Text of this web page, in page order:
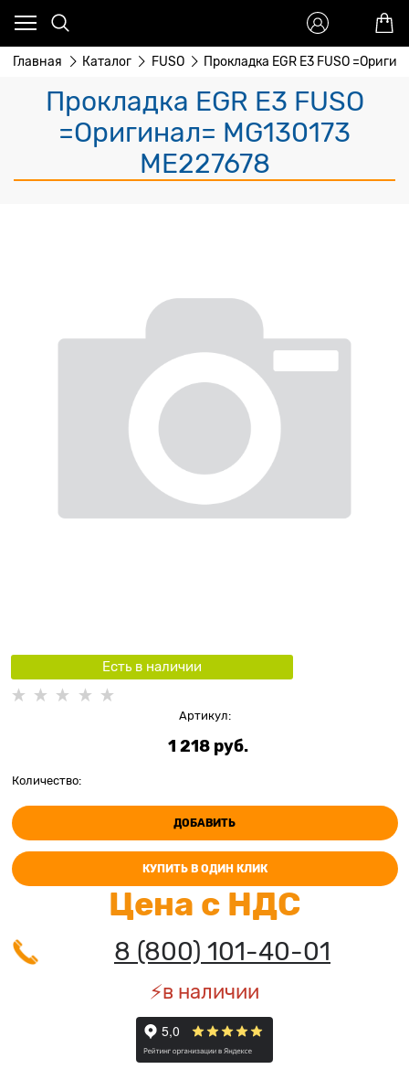
Главная Каталог FUSO Прокладка EGR E3 FUSO
Прокладка EGR E3 FUSO
=Оригинал= MG130173
ME227678
Есть в наличии
Артикул:
1 218 руб.
Количество:
ДОБАВИТЬ
КУПИТЬ В ОДИН КЛИК
Цена с НДС
8 (800) 101-40-01
⚡️в наличии